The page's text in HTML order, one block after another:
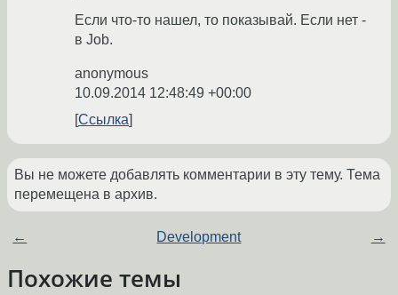
Если что-то нашел, то показывай. Если нет -
в Job.
anonymous
10.09.2014 12:48:49 +00:00
Ссылка
Вы не можете добавлять комментарии в эту тему. Тема
перемещена в архив.
← Development →
Похожие темы